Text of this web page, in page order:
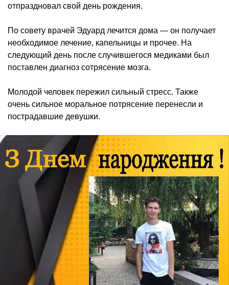
отпраздновал свой день рождения.
По совету врачей Эдуард лечится дома — он получает
необходимое лечение, капельницы и прочее. На
следующий день после случившегося медиками был
поставлен диагноз сотрясение мозга.
Молодой человек пережил сильный стресс. Также
очень сильное моральное потрясение перенесли и
пострадавшие девушки.